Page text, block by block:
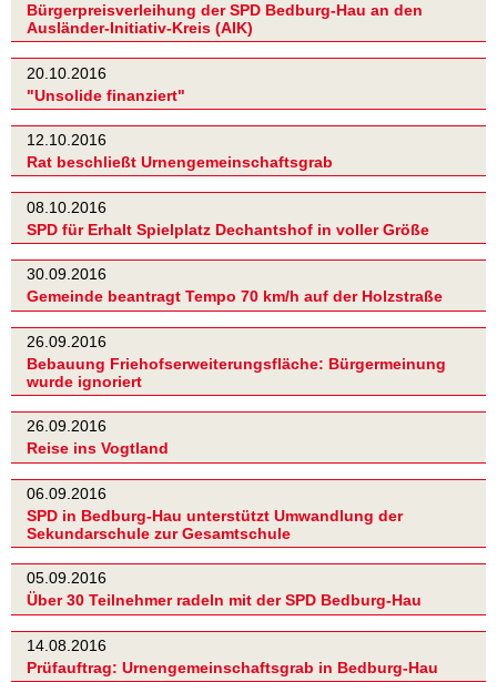
Bürgerpreisverleihung der SPD Bedburg-Hau an den
Ausländer-Initiativ-Kreis (AIK)
20.10.2016
"Unsolide finanziert"
12.10.2016
Rat beschließt Urnengemeinschaftsgrab
08.10.2016
SPD für Erhalt Spielplatz Dechantshof in voller Größe
30.09.2016
Gemeinde beantragt Tempo 70 km/h auf der Holzstraße
26.09.2016
Bebauung Friehofserweiterungsfläche: Bürgermeinung
wurde ignoriert
26.09.2016
Reise ins Vogtland
06.09.2016
SPD in Bedburg-Hau unterstützt Umwandlung der
Sekundarschule zur Gesamtschule
05.09.2016
Über 30 Teilnehmer radeln mit der SPD Bedburg-Hau
14.08.2016
Prüfauftrag: Urnengemeinschaftsgrab in Bedburg-Hau